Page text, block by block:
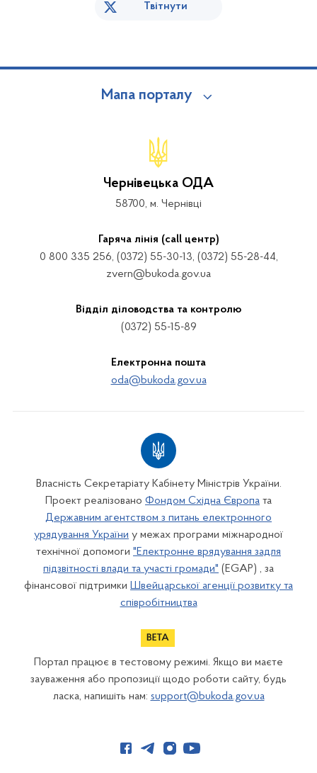
Твітнути
Мапа порталу
Чернівецька ОДА
58700, м. Чернівці
Гаряча лінія (call центр)
0 800 335 256, (0372) 55-30-13, (0372) 55-28-44,
zvern@bukoda.gov.ua
Відділ діловодства та контролю
(0372) 55-15-89
Електронна пошта
oda@bukoda.gov.ua
Власність Секретаріату Кабінету Міністрів України.
Проект реалізовано Фондом Східна Європа та
Державним агентством з питань електронного
урядування України у межах програми міжнародної
технічної допомоги "Електронне врядування задля
підзвітності влади та участі громади" (EGAP) , за
фінансової підтримки Швейцарської агенції розвитку та
співробітництва
Портал працює в тестовому режимі. Якщо ви маєте
зауваження або пропозиції щодо роботи сайту, будь
ласка, напишіть нам: support@bukoda.gov.ua